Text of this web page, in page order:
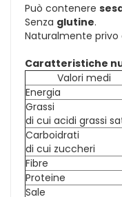
Può contenere
Senza glutine.
Naturalmente privo
Caratteristiche
Valori medi
Energia
Grassi
di cui acidi grassi
Carboidrati
di cui zuccheri
Fibre
Proteine
Sale